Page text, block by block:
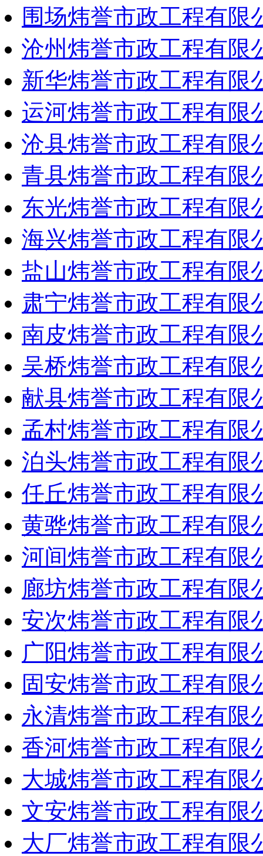
围场炜誉市政工程有限
沧州炜誉市政工程有限
新华炜誉市政工程有限
运河炜誉市政工程有限
沧县炜誉市政工程有限
青县炜誉市政工程有限
东光炜誉市政工程有限
海兴炜誉市政工程有限
盐山炜誉市政工程有限
肃宁炜誉市政工程有限
南皮炜誉市政工程有限
吴桥炜誉市政工程有限
献县炜誉市政工程有限
孟村炜誉市政工程有限
泊头炜誉市政工程有限
任丘炜誉市政工程有限
黄骅炜誉市政工程有限
河间炜誉市政工程有限
廊坊炜誉市政工程有限
安次炜誉市政工程有限
广阳炜誉市政工程有限
固安炜誉市政工程有限
永清炜誉市政工程有限
香河炜誉市政工程有限
大城炜誉市政工程有限
文安炜誉市政工程有限
大厂炜誉市政工程有限